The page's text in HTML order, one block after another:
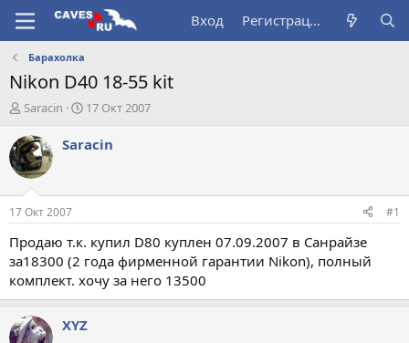
Вход Регистрация
Барахолка
Nikon D40 18-55 kit
А
т
о
р
т
е
м
ы
Saracin
Д
т
а
л
17 Окт 2007
Saracin
17 Окт 2007 #1
Продаю т.к. купил D80 куплен 07.09.2007 в Санрайзе
за18300 (2 года фирменной гарантии Nikon), полный
комплект. хочу за него 13500
XYZ